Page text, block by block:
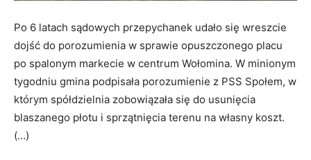
Po 6 latach sądowych przepychanek udało się wreszcie
dojść do porozumienia w sprawie opuszczonego placu
po spalonym markecie w centrum Wołomina. W minionym
tygodniu gmina podpisała porozumienie z PSS Społem, w
którym spółdzielnia zobowiązała się do usunięcia
blaszanego płotu i sprzątnięcia terenu na własny koszt.
(…)